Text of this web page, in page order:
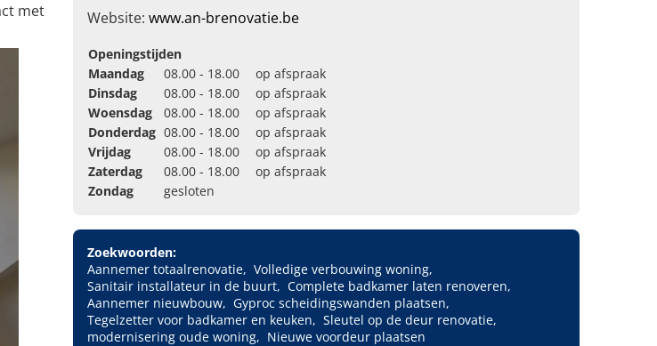
met
Website: www.an-brenovatie.be
Openingstijden
Maandag
08.00 - 18.00
op afspraak
Dinsdag
08.00 - 18.00
op afspraak
Woensdag
08.00 - 18.00
op afspraak
Donderdag 08.00 - 18.00
op afspraak
Vrijdag
08.00 - 18.00
op afspraak
Zaterdag
08.00 - 18.00
op afspraak
Zondag
gesloten
Zoekwoorden:
Aannemer totaalrenovatie
Volledige verbouwing woning
Sanitair installateur in de buurt
Complete badkamer laten renoveren
Aannemer nieuwbouw
Gyproc scheidingswanden plaatsen
Tegelzetter voor badkamer en keuken
Sleutel op de deur renovatie
modernisering oude woning
Nieuwe voordeur plaatsen